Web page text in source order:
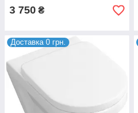
3 750 ₴
Доставка 0 грн.